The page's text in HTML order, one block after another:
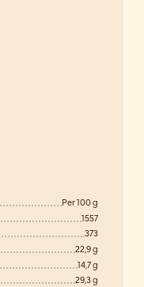
Per 100 g
1557
373
22,9 g
14,7 g
29,3 g